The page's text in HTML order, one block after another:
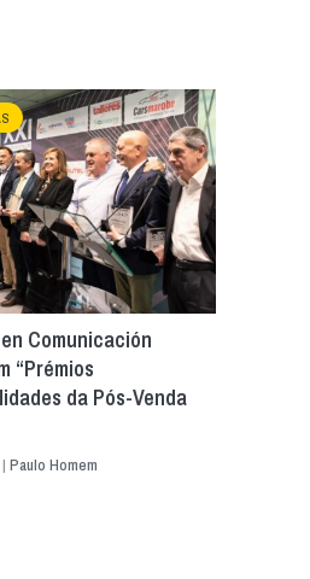
Comunicación
“Prémios
da Pós-Venda
Paulo Homem